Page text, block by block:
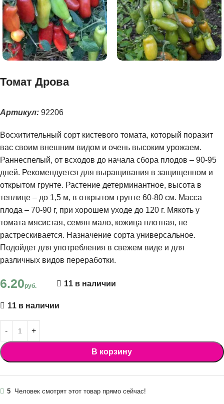
Томат Дрова
Артикул: 92206
Восхитительный сорт кистевого томата, который поразит
вас своим внешним видом и очень высоким урожаем.
Раннеспелый, от всходов до начала сбора плодов – 90-95
дней. Рекомендуется для выращивания в защищенном и
открытом грунте. Растение детерминантное, высота в
теплице – до 1,5 м, в открытом грунте 60-80 см. Масса
плода – 70-90 г, при хорошем уходе до 120 г. Мякоть у
томата мясистая, семян мало, кожица плотная, не
растрескивается. Назначение сорта универсальное.
Подойдет для употребления в свежем виде и для
различных видов переработки.
6.20руб. 11 в наличии
11 в наличии
В корзину
5 Человек смотрят этот товар прямо сейчас!